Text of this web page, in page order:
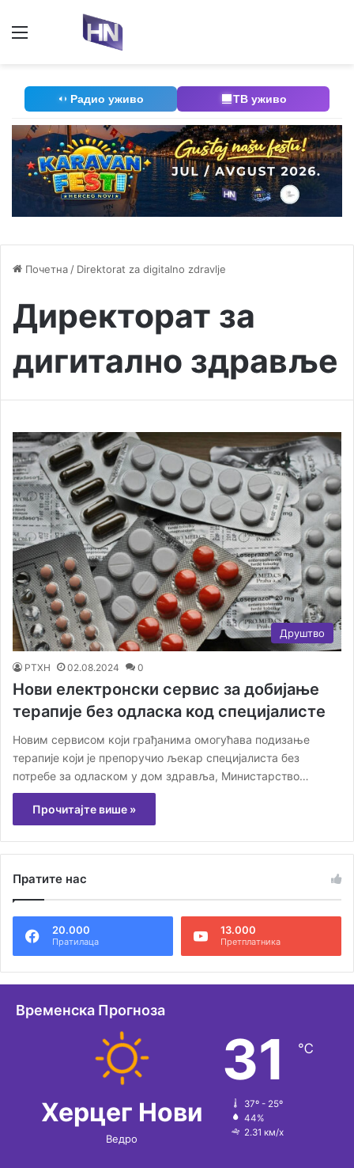
Радио уживо ТВ уживо
Почетна / Direktorat za digitalno zdravlje
Директорат за
дигитално здравље
Друштво
РТХН 02.08.2024 0
Нови електронски сервис за добијање
терапије без одласка код специјалисте
Новим сервисом који грађанима омогућава подизање
терапије који је препоручио љекар специјалиста без
потребе за одласком у дом здравља, Министарство…
Прочитајте више »
Пратите нас
20.000
Пратилаца
13.000
Претплатника
Временска Прогноза
Херцег Нови
Ведро
31 ℃
37º - 25º
44%
2.31 км/х